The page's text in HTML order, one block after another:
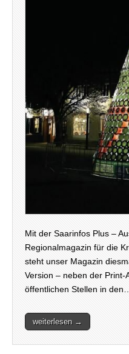
Mit der Saarinfos Plus –
Regionalmagazin für die
steht unser Magazin
Version – neben der
öffentlichen Stellen in den…
weiterlesen →